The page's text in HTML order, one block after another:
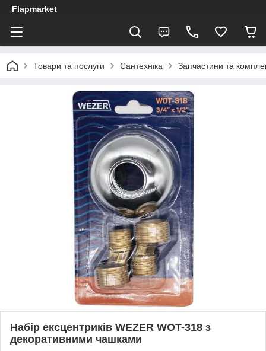
Flapmarket
Товари та послуги Сантехніка Запчастини та
Набір ексцентриків WEZER WOT-318 з
декоративними чашками